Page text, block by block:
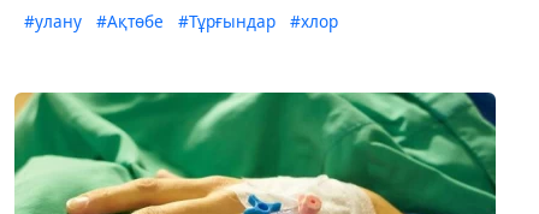
#улану #Ақтөбе #Тұрғындар #хлор